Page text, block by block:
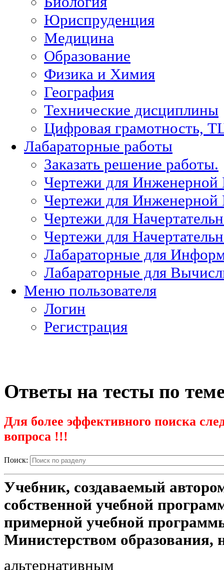
Юриспруденция
Медицина
Образование
Физика и Химия
География
Технические дисциплины
Цифровая грамотность,
Лабараторные работы
Заказать решение работы.
Чертежи для
Чертежи для
Чертежи для
Чертежи для
Лабараторные для
Лабараторные для
Меню пользователя
Логин
Регистрация
Ответы на тесты по
Для более эффективного поиска
вопроса !!!
Поиск:
Учебник, создаваемый
собственной учебной
примерной учебной
Министерством образования,
альтернативным